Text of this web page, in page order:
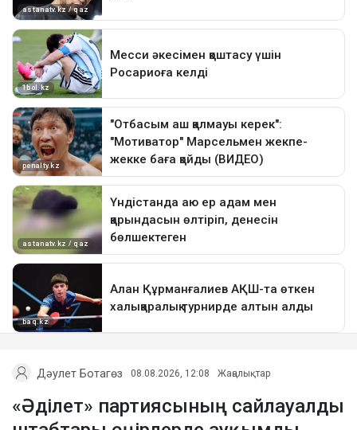
Дәулет Ботагөз 08.08.2026, 12:08 Жаңалықтар
«Әділет» партиясының сайлауалды